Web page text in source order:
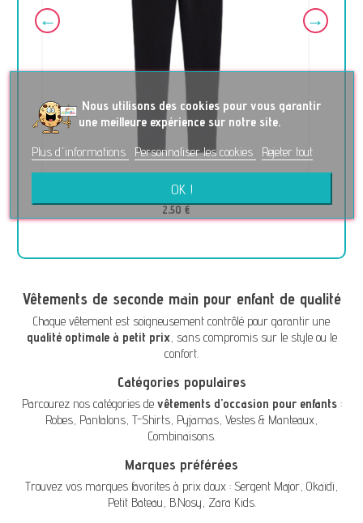
Legging - OKAÏDI - 2 ans (86)
2,50 €
Vêtements de seconde main pour enfant de qualité
Chaque vêtement est soigneusement contrôlé pour garantir une
qualité optimale à petit prix, sans compromis sur le style ou le
confort.
Catégories populaires
Parcourez nos catégories de vêtements d'occasion pour enfants:
Robes, Pantalons, T-Shirts, Pyjamas, Vestes & Manteaux,
Combinaisons.
Marques préférées
Trouvez vos marques favorites à prix doux : Sergent Major, Okaïdi,
Petit Bateau, B.Nosy, Zara Kids.
Nous utilisons des cookies pour vous garantir
une meilleure expérience sur notre site.
Plus d'informations
Personnaliser les cookies Rejeter tout
OK !